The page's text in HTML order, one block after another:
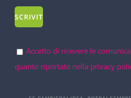
Accetto di ricevere le
quanto riportato nella privacy